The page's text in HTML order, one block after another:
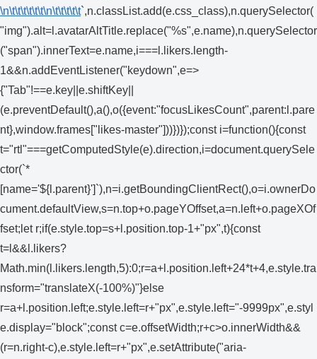
\n\t\t\t\t\t\t\n\t\t\t\t\t`,n.classList.add(e.css_class),n.querySelector(
"img").alt=l.avatarAltTitle.replace("%s",e.name),n.querySelector
("span").innerText=e.name,i===l.likers.length-
1&&n.addEventListener("keydown",e=>
{"Tab"!==e.key||e.shiftKey||
(e.preventDefault(),a(),o({event:"focusLikesCount",parent:l.pare
nt},window.frames["likes-master"]))})});const i=function(){const
t="rtl"===getComputedStyle(e).direction,i=document.querySele
ctor(`*
[name='${l.parent}']`),n=i.getBoundingClientRect(),o=i.ownerDo
cument.defaultView,s=n.top+o.pageYOffset,a=n.left+o.pageXOf
fset;let r;if(e.style.top=s+l.position.top-1+"px",t){const
t=l&&l.likers?
Math.min(l.likers.length,5):0;r=a+l.position.left+24*t+4,e.style.tra
nsform="translateX(-100%)"}else
r=a+l.position.left;e.style.left=r+"px",e.style.left="-9999px",e.styl
e.display="block";const c=e.offsetWidth;r+c>o.innerWidth&&
(r=n.right-c),e.style.left=r+"px",e.setAttribute("aria-